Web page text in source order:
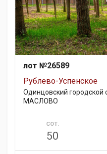
лот №26589
Рублево-Успенское
Одинцовский городской
МАСЛОВО
СОТ.
50